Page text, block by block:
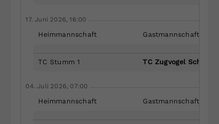
17. Juni 2026, 16:00
Heimmannschaft Gastmannschaft
TC Stumm 1 TC Zugvogel Schwaz
04. Juli 2026, 07:00
Heimmannschaft Gastmannschaft